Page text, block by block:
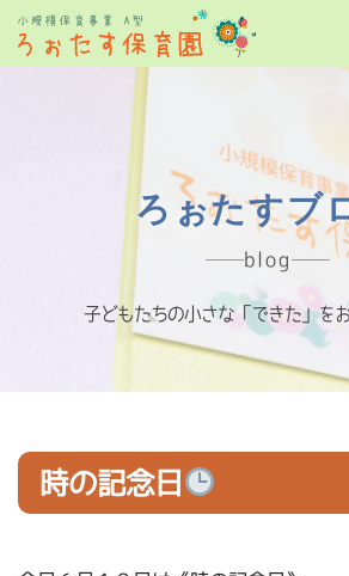
ろぉたすブ
blog
子どもたちの小さな「できた」を
時の記念日